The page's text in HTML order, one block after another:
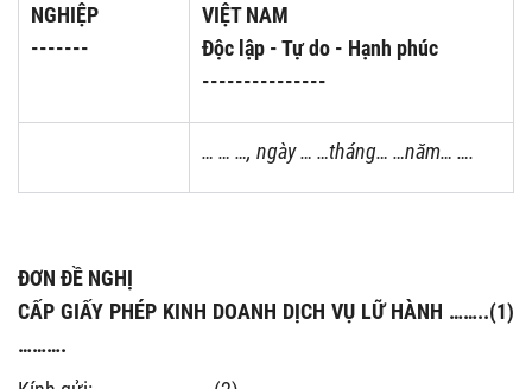
NGHIỆP
-------
VIỆT NAM
Độc lập - Tự do - Hạnh phúc
---------------
… … …, ngày… …tháng… …năm… ….
ĐƠN ĐỀ NGHỊ
CẤP GIẤY PHÉP KINH DOANH DỊCH VỤ LỮ HÀNH ……..(1)
……….